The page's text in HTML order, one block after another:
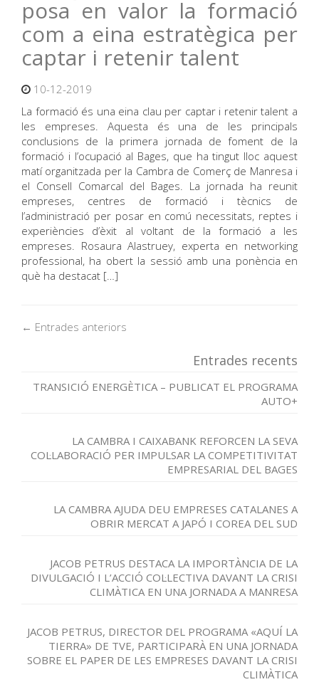
posa en valor la formació
com a eina estratègica per
captar i retenir talent
10-12-2019
La formació és una eina clau per captar i retenir talent a
les empreses. Aquesta és una de les principals
conclusions de la primera jornada de foment de la
formació i l’ocupació al Bages, que ha tingut lloc aquest
matí organitzada per la Cambra de Comerç de Manresa i
el Consell Comarcal del Bages. La jornada ha reunit
empreses, centres de formació i tècnics de
l’administració per posar en comú necessitats, reptes i
experiències d’èxit al voltant de la formació a les
empreses. Rosaura Alastruey, experta en networking
professional, ha obert la sessió amb una ponència en
què ha destacat […]
← Entrades anteriors
Entrades recents
TRANSICIÓ ENERGÈTICA – PUBLICAT EL PROGRAMA
AUTO+
LA CAMBRA I CAIXABANK REFORCEN LA SEVA
COL·LABORACIÓ PER IMPULSAR LA COMPETITIVITAT
EMPRESARIAL DEL BAGES
LA CAMBRA AJUDA DEU EMPRESES CATALANES A
OBRIR MERCAT A JAPÓ I COREA DEL SUD
JACOB PETRUS DESTACA LA IMPORTÀNCIA DE LA
DIVULGACIÓ I L’ACCIÓ COL·LECTIVA DAVANT LA CRISI
CLIMÀTICA EN UNA JORNADA A MANRESA
JACOB PETRUS, DIRECTOR DEL PROGRAMA «AQUÍ LA
TIERRA» DE TVE, PARTICIPARÀ EN UNA JORNADA
SOBRE EL PAPER DE LES EMPRESES DAVANT LA CRISI
CLIMÀTICA